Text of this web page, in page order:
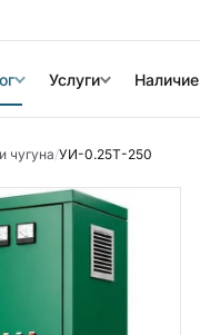
Услуги Наличие
чугуна/УИ-0.25Т-250